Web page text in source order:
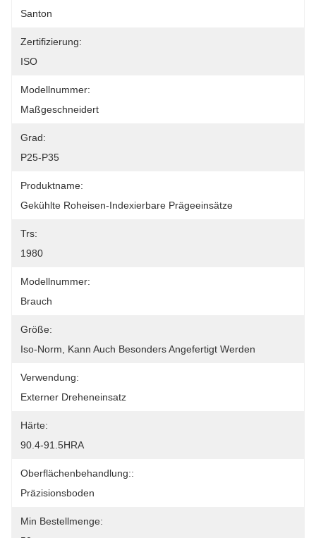
Santon
Zertifizierung:
ISO
Modellnummer:
Maßgeschneidert
Grad:
P25-P35
Produktname:
Gekühlte Roheisen-Indexierbare Prägeeinsätze
Trs:
1980
Modellnummer:
Brauch
Größe:
Iso-Norm, Kann Auch Besonders Angefertigt Werden
Verwendung:
Externer Dreheneinsatz
Härte:
90.4-91.5HRA
Oberflächenbehandlung::
Präzisionsboden
Min Bestellmenge: